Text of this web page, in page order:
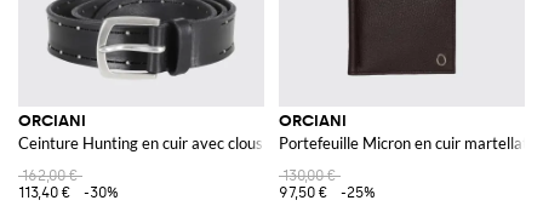
ORCIANI
Ceinture Hunting en cuir avec clous
162,00 €
113,40 €
-30%
ORCIANI
Portefeuille Micron en cuir martellato
130,00 €
97,50 €
-25%